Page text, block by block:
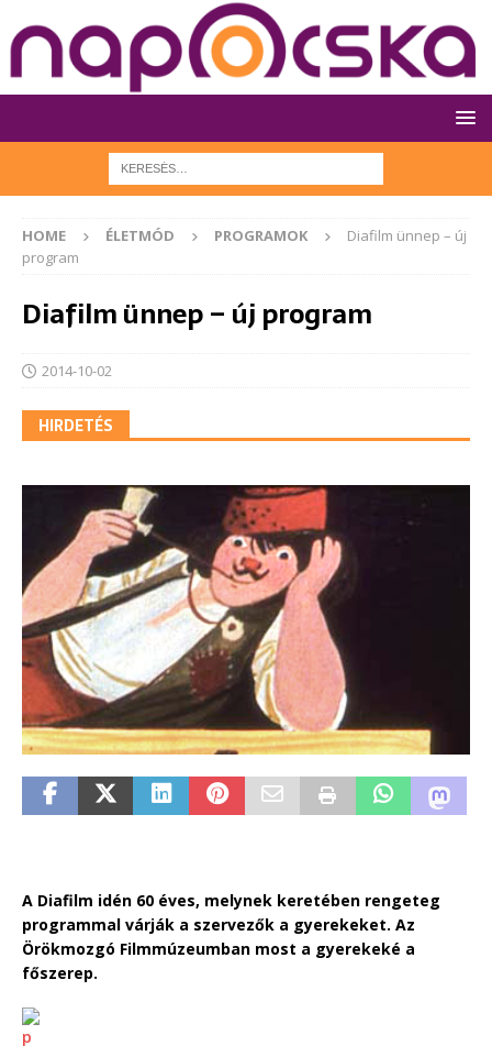
HOME ÉLETMÓD PROGRAMOK
Diafilm ünnep – új
program
Diafilm ünnep – új program
2014-10-02
HIRDETÉS
A Diafilm idén 60 éves, melynek keretében rengeteg
programmal várják a szervezők a gyerekeket. Az
Örökmozgó Filmmúzeumban most a gyerekeké a
főszerep.